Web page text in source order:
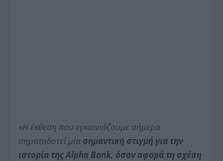
«Η έκθεση που εγκαινιάζουμε σήμερα
σηματοδοτεί μία σημαντική στιγμή για την
ιστορία της Alpha Bank, όσον αφορά τη σχέση